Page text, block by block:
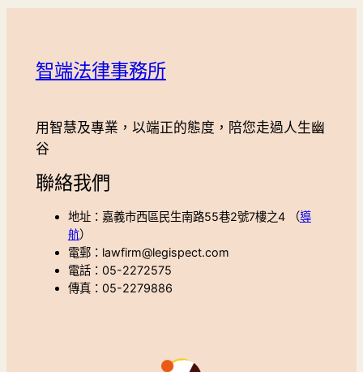
智端法律事務所
用智慧及專業，以端正的態度，陪您走過人生幽
谷
聯絡我們
地址：嘉義市西區民生南路55巷2號7樓之4 （導
航）
電郵：lawfirm@legispect.com
電話：05-2272575
傳真：05-2279886